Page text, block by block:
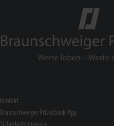
Kontakt
Braunschweiger Privatbank App